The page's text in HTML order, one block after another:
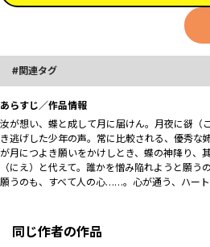
関連タグ
あらすじ／作品情報
汝が想い、蝶と成して月に届けん。――月夜に谺
き逃げした少年の声。常に比較される、優秀
が月につよき願いをかけしとき、蝶の神降り、
（にえ）と代えて。――誰かを憎み陥れようと願
願うのも、すべて人の心……。心が通う、ハート
同じ作者の作品